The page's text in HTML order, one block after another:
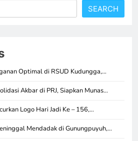
SEARCH
Optimal di RSUD Kudungga,…
Akbar di PRJ, Siapkan Munas…
Logo Hari Jadi Ke – 156,…
Mendadak di Gunungpuyuh,…